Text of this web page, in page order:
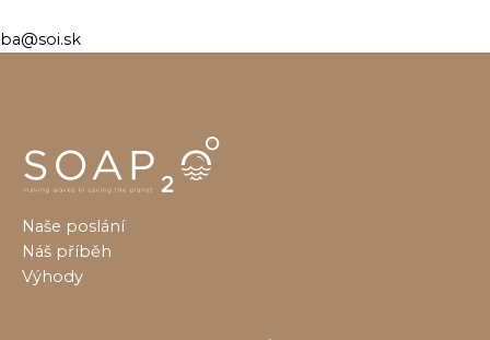
ba@soi.sk
Naše poslání
Náš příběh
Výhody